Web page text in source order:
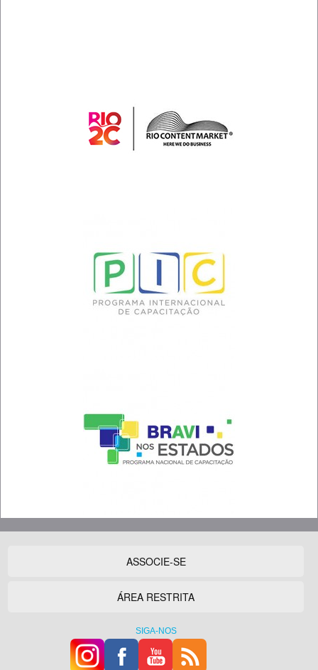
ASSOCIE-SE
ÁREA RESTRITA
SIGA-NOS